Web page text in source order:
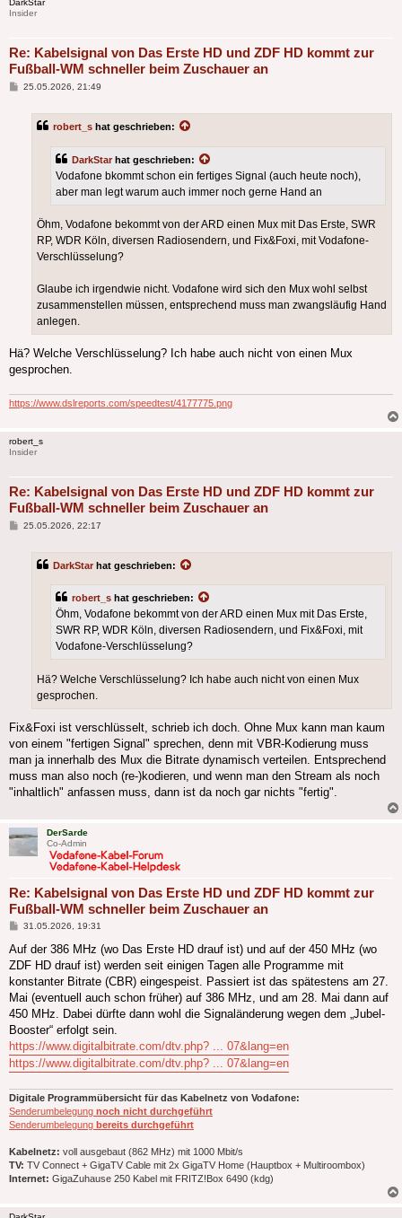
DarkStar
Insider
Re: Kabelsignal von Das Erste HD und ZDF HD kommt zur
Fußball-WM schneller beim Zuschauer an
Beitrag
25.05.2026, 21:49
robert_s hat geschrieben:
DarkStar hat geschrieben:
Vodafone bkommt schon ein fertiges Signal (auch heute noch),
aber man legt warum auch immer noch gerne Hand an
Öhm, Vodafone bekommt von der ARD einen Mux mit Das Erste, SWR
RP, WDR Köln, diversen Radiosendern, und Fix&Foxi, mit Vodafone-
Verschlüsselung?
Glaube ich irgendwie nicht. Vodafone wird sich den Mux wohl selbst
zusammenstellen müssen, entsprechend muss man zwangsläufig Hand
anlegen.
Hä? Welche Verschlüsselung? Ich habe auch nicht von einen Mux
gesprochen.
https://www.dslreports.com/speedtest/4177775.png
robert_s
Insider
Re: Kabelsignal von Das Erste HD und ZDF HD kommt zur
Fußball-WM schneller beim Zuschauer an
Beitrag
25.05.2026, 22:17
DarkStar hat geschrieben:
robert_s hat geschrieben:
Öhm, Vodafone bekommt von der ARD einen Mux mit Das Erste,
SWR RP, WDR Köln, diversen Radiosendern, und Fix&Foxi, mit
Vodafone-Verschlüsselung?
Hä? Welche Verschlüsselung? Ich habe auch nicht von einen Mux
gesprochen.
Fix&Foxi ist verschlüsselt, schrieb ich doch. Ohne Mux kann man kaum
von einem "fertigen Signal" sprechen, denn mit VBR-Kodierung muss
man ja innerhalb des Mux die Bitrate dynamisch verteilen. Entsprechend
muss man also noch (re-)kodieren, und wenn man den Stream als noch
"inhaltlich" anfassen muss, dann ist da noch gar nichts "fertig".
DerSarde
Co-Admin
Re: Kabelsignal von Das Erste HD und ZDF HD kommt zur
Fußball-WM schneller beim Zuschauer an
Beitrag
31.05.2026, 19:31
Auf der 386 MHz (wo Das Erste HD drauf ist) und auf der 450 MHz (wo
ZDF HD drauf ist) werden seit einigen Tagen alle Programme mit
konstanter Bitrate (CBR) eingespeist. Passiert ist das spätestens am 27.
Mai (eventuell auch schon früher) auf 386 MHz, und am 28. Mai dann auf
450 MHz. Dabei dürfte dann wohl die Signaländerung wegen dem „Jubel-
Booster“ erfolgt sein.
https://www.digitalbitrate.com/dtv.php? ... 07&lang=en
https://www.digitalbitrate.com/dtv.php? ... 07&lang=en
Digitale Programmübersicht für das Kabelnetz von Vodafone:
Senderumbelegung noch nicht durchgeführt
Senderumbelegung bereits durchgeführt
Kabelnetz: voll ausgebaut (862 MHz) mit 1000 Mbit/s
TV: TV Connect + GigaTV Cable mit 2x GigaTV Home (Hauptbox + Multiroombox)
Internet: GigaZuhause 250 Kabel mit FRITZ!Box 6490 (kdg)